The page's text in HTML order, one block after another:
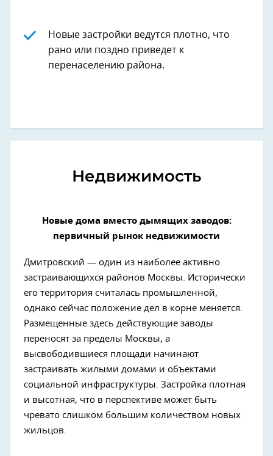
Новые застройки ведутся плотно, что
рано или поздно приведет к
перенаселению района.
Недвижимость
Новые дома вместо дымящих заводов:
первичный рынок недвижимости
Дмитровский — один из наиболее активно
застраивающихся районов Москвы. Исторически
его территория считалась промышленной,
однако сейчас положение дел в корне меняется.
Размещенные здесь действующие заводы
переносят за пределы Москвы, а
высвободившиеся площади начинают
застраивать жилыми домами и объектами
социальной инфраструктуры. Застройка плотная
и высотная, что в перспективе может быть
чревато слишком большим количеством новых
жильцов.